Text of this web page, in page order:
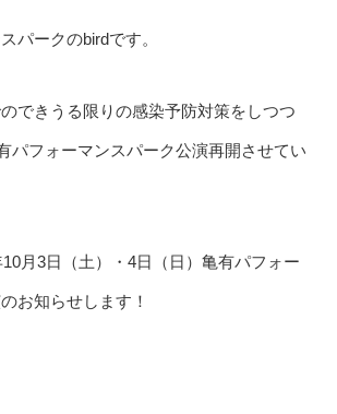
パークのbirdです。
できうる限りの感染予防対策をしつつ
パフォーマンスパーク公演再開させてい
月3日（土）・4日（日）亀有パフォー
お知らせします！